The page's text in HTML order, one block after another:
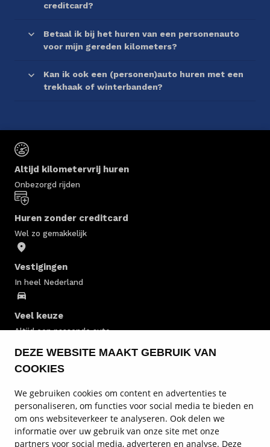
DEZE WEBSITE MAAKT GEBRUIK VAN
COOKIES
We gebruiken cookies om content en advertenties te
personaliseren, om functies voor social media te bieden en
om ons websiteverkeer te analyseren. Ook delen we
informatie over uw gebruik van onze site met onze
partners voor social media, adverteren en analyse. Deze
creditcard?
Betaal ik bij het huren van een personenauto
voor mijn gereden kilometers?
Kan ik ook een (personen)auto huren met een
trekhaak of winterbanden?
Altijd kilometervrij huren
Onbezorgd rijden
Huren zonder creditcard
Wel zo gemakkelijk
Vestigingen
In heel Nederland
Veel keuze
Altijd een passende auto
Personenauto huren
Personenbus huren
Bestelwagen huren
Informatie over autoverhuur